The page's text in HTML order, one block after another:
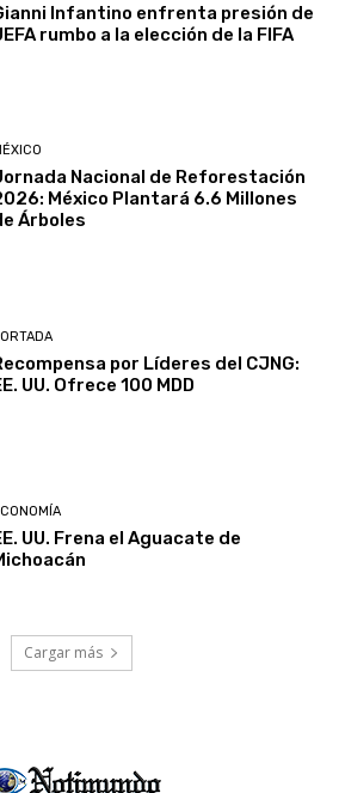
Infantino enfrenta presión de
rumbo a la elección de la FIFA
Nacional de Reforestación
México Plantará 6.6 Millones
Árboles
por Líderes del CJNG:
UU. Ofrece 100 MDD
UU. Frena el Aguacate de
Cargar más